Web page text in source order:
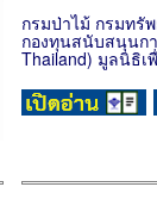
กรมป่าไม้ กรมทรั
กองทุนสนับสนุนก
Thailand) มูลนิธิ